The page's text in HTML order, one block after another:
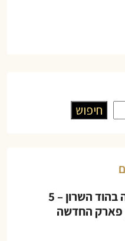
חיפוש
דירה למכירה בהוד השרון – 5
פארק החדשה